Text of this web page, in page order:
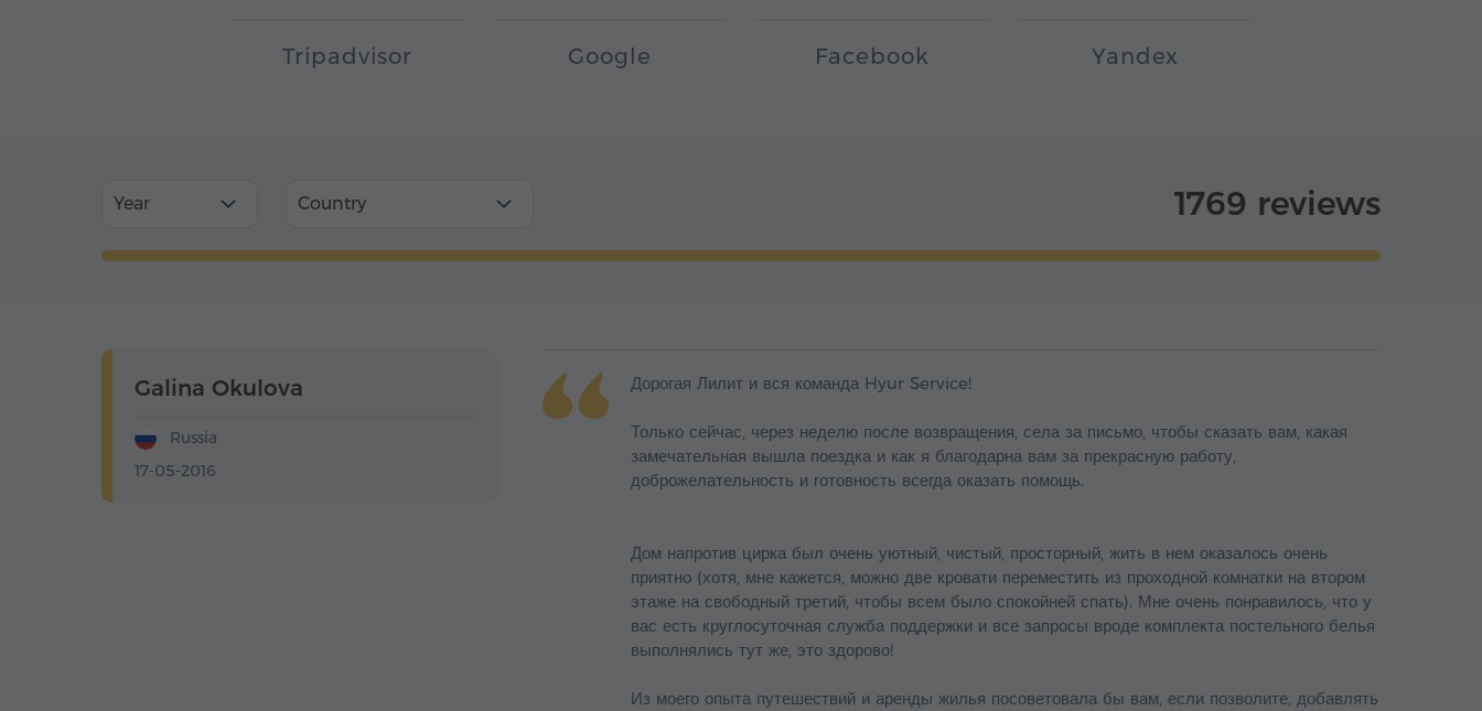
Tripadvisor Google Facebook Yandex
Year Country 1769 reviews
Galina Okulova
Russia
17-05-2016
Дорогая Лилит и вся команда Hyur Service!
Только сейчас, через неделю после возвращения, села за письмо, чтобы сказать вам, какая
замечательная вышла поездка и как я благодарна вам за прекрасную работу,
доброжелательность и готовность всегда оказать помощь.
Дом напротив цирка был очень уютный, чистый, просторный, жить в нем оказалось очень
приятно (хотя, мне кажется, можно две кровати переместить из проходной комнатки на втором
этаже на свободный третий, чтобы всем было спокойней спать). Мне очень понравилось, что у
вас есть круглосуточная служба поддержки и все запросы вроде комплекта постельного белья
выполнялись тут же, это здорово!
Из моего опыта путешествий и аренды жилья посоветовала бы вам, если позволите, добавлять